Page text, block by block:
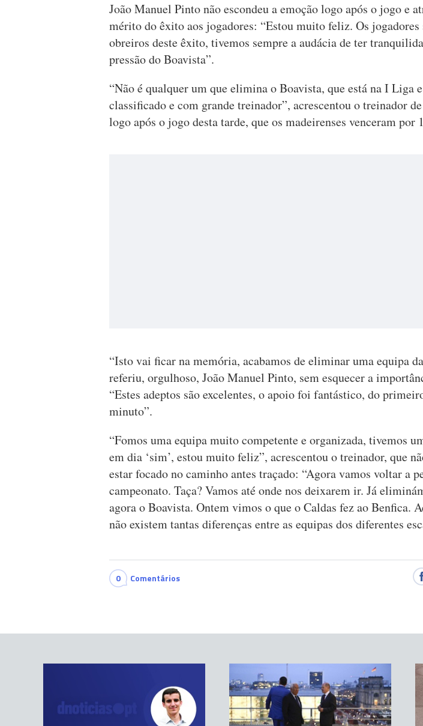
João Manuel Pinto não escondeu a emoção logo após o jogo e
mérito do êxito aos jogadores: “Estou muito feliz. Os jogadores
obreiros deste êxito, tivemos sempre a audácia de ter
pressão do Boavista”.
“Não é qualquer um que elimina o Boavista, que está na I Liga
classificado e com grande treinador”, acrescentou o treinador
logo após o jogo desta tarde, que os madeirenses venceram por
“Isto vai ficar na memória, acabamos de eliminar uma equipa
referiu, orgulhoso, João Manuel Pinto, sem esquecer a
“Estes adeptos são excelentes, o apoio foi fantástico, do
minuto”.
“Fomos uma equipa muito competente e organizada, tivemos
em dia ‘sim’, estou muito feliz”, acrescentou o treinador, que
estar focado no caminho antes traçado: “Agora vamos voltar a
campeonato. Taça? Vamos até onde nos deixarem ir. Já
agora o Boavista. Ontem vimos o que o Caldas fez ao Benfica.
não existem tantas diferenças entre as equipas dos diferentes
0 Comentários